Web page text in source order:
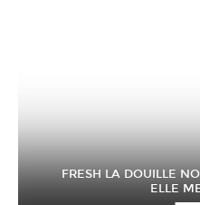
FRESH LA DOUILLE
ELLE